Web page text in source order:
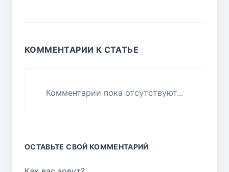
КОММЕНТАРИИ К СТАТЬЕ
Комментарии пока отсутствуют...
ОСТАВЬТЕ СВОЙ КОММЕНТАРИЙ